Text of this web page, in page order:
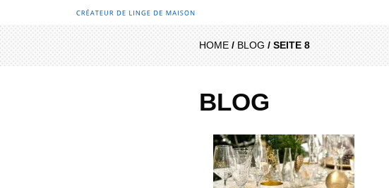
HOME / BLOG / SEITE 8
BLOG